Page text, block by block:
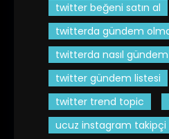
twitter beğeni satın al
twitterda gündem
twitterda nasıl
twitter gündem listesi
twitter trend topic
ucuz instagram takipçi